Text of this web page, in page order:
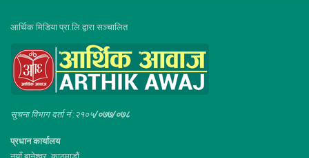
आर्थिक मिडिया प्रा.लि.द्वारा सञ्चालित
सूचना विभाग दर्ता नं :२१०५/०७७/०७८
प्रधान कार्यालय